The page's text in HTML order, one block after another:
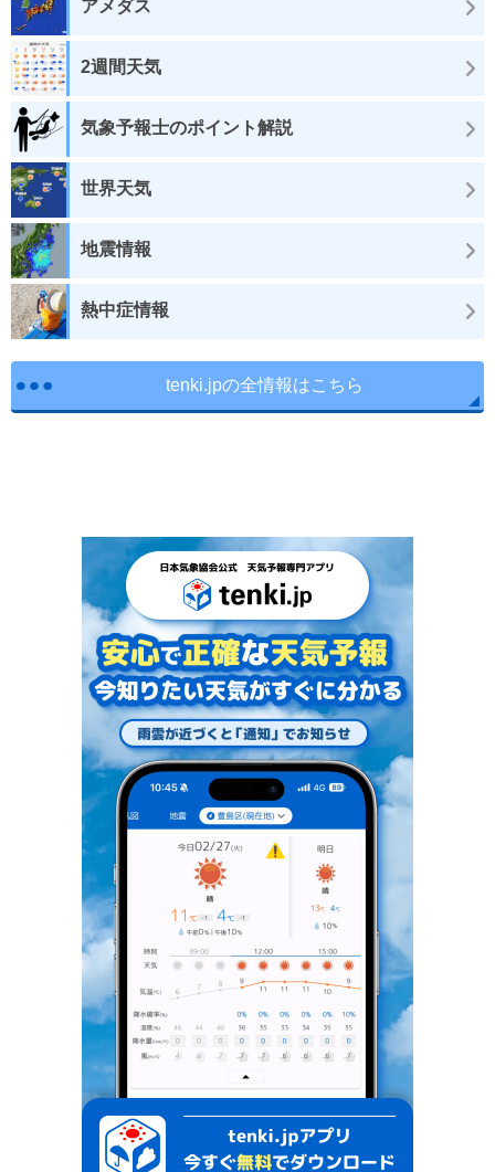
アメダス
2週間天気
気象予報士のポイント解説
世界天気
地震情報
熱中症情報
tenki.jpの全情報はこちら